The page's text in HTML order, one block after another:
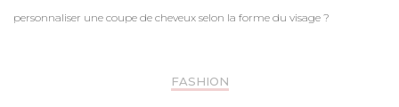
personnaliser une coupe de cheveux selon la forme du visage ?
FASHION